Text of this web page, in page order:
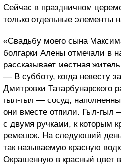
Сейчас в праздничном
только отдельные элементы
«Свадьбу моего сына
болгарки Алены отмечали в
рассказывает местная
— В субботу, когда невесту
Дмитровки Татарбунарского
гыл-гыл — сосуд,
они вместе отпили. Гыл-гыл
с двумя ручками, к которым
ремешок. На следующий
так называемую красную
Окрашенную в красный цвет